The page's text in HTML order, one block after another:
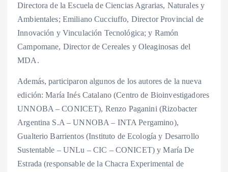
Directora de la Escuela de Ciencias Agrarias, Naturales y
Ambientales; Emiliano Cucciuffo, Director Provincial de
Innovación y Vinculación Tecnológica; y Ramón
Campomane, Director de Cereales y Oleaginosas del
MDA.
Además, participaron algunos de los autores de la nueva
edición: María Inés Catalano (Centro de Bioinvestigadores
UNNOBA – CONICET), Renzo Paganini (Rizobacter
Argentina S.A – UNNOBA – INTA Pergamino),
Gualterio Barrientos (Instituto de Ecología y Desarrollo
Sustentable – UNLu – CIC – CONICET) y María De
Estrada (responsable de la Chacra Experimental de